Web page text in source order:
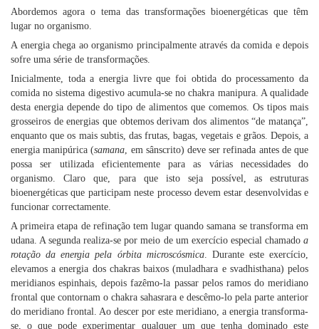
Abordemos agora o tema das transformações bioenergéticas que têm
lugar no organismo.
A energia chega ao organismo principalmente através da comida e depois
sofre uma série de transformações.
Inicialmente, toda a energia livre que foi obtida do processamento da
comida no sistema digestivo acumula-se no chakra manipura. A qualidade
desta energia depende do tipo de alimentos que comemos. Os tipos mais
grosseiros de energias que obtemos derivam dos alimentos “de matança”,
enquanto que os mais subtis, das frutas, bagas, vegetais e grãos. Depois, a
energia manipúrica (samana, em sânscrito) deve ser refinada antes de que
possa ser utilizada eficientemente para as várias necessidades do
organismo. Claro que, para que isto seja possível, as estruturas
bioenergéticas que participam neste processo devem estar desenvolvidas e
funcionar correctamente.
A primeira etapa de refinação tem lugar quando samana se transforma em
udana. A segunda realiza-se por meio de um exercício especial chamado a
rotação da energia pela órbita microscósmica. Durante este exercício,
elevamos a energia dos chakras baixos (muladhara e svadhisthana) pelos
meridianos espinhais, depois fazêmo-la passar pelos ramos do meridiano
frontal que contornam o chakra sahasrara e descêmo-lo pela parte anterior
do meridiano frontal. Ao descer por este meridiano, a energia transforma-
se, o que pode experimentar qualquer um que tenha dominado este